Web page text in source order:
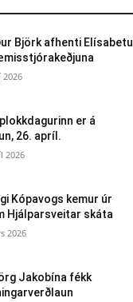
Björk afhenti Elísabetu
2026
er á
26. apríl.
2026
Kópavogs kemur úr
Hjálparsveitar skáta
2026
Jakobína fékk